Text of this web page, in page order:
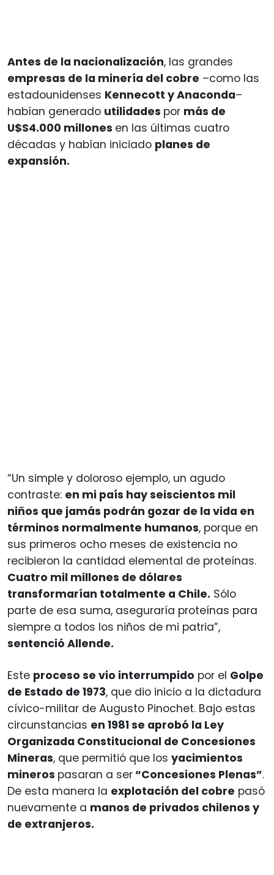
Antes de la nacionalización, las grandes
empresas de la minería del cobre –como las
estadounidenses Kennecott y Anaconda–
habían generado utilidades por más de
U$S4.000 millones en las últimas cuatro
décadas y habían iniciado planes de
expansión.
“Un simple y doloroso ejemplo, un agudo
contraste: en mi país hay seiscientos mil
niños que jamás podrán gozar de la vida en
términos normalmente humanos, porque en
sus primeros ocho meses de existencia no
recibieron la cantidad elemental de proteínas.
Cuatro mil millones de dólares
transformarían totalmente a Chile. Sólo
parte de esa suma, aseguraría proteínas para
siempre a todos los niños de mi patria”,
sentenció Allende.
Este proceso se vio interrumpido por el Golpe
de Estado de 1973, que dio inicio a la dictadura
cívico-militar de Augusto Pinochet. Bajo estas
circunstancias en 1981 se aprobó la Ley
Organizada Constitucional de Concesiones
Mineras, que permitió que los yacimientos
mineros pasaran a ser“Concesiones Plenas”.
De esta manera la explotación del cobre pasó
nuevamente a manos de privados chilenos y
de extranjeros.